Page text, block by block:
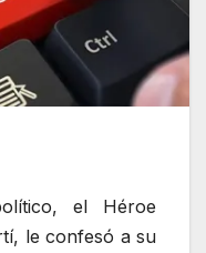
el Héroe
le confesó a su